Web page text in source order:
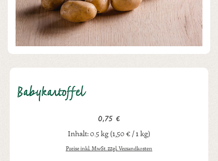
Babykartoffel
Regulärer Preis:
0,75 €
Inhalt:0.5 kg(1,50 € / 1 kg)
Preise inkl. MwSt. zzgl. Versandkosten